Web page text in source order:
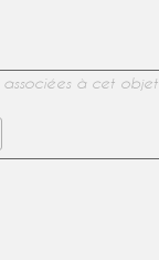
associées à cet objet